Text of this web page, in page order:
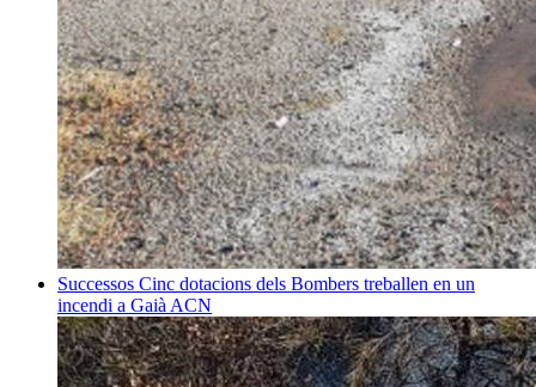
Successos Cinc dotacions dels Bombers treballen en un
incendi a Gaià ACN